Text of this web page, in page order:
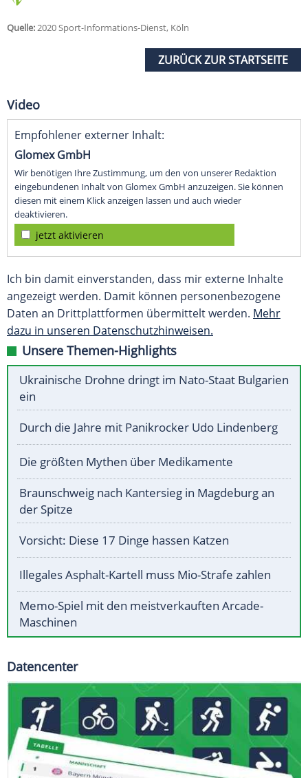
Quelle:2020 Sport-Informations-Dienst, Köln
ZURÜCK ZUR STARTSEITE
Video
Empfohlener externer Inhalt:
Glomex GmbH
Wir benötigen Ihre Zustimmung, um den von unserer Redaktion
eingebundenen Inhalt von Glomex GmbH anzuzeigen. Sie können
diesen mit einem Klick anzeigen lassen und auch wieder
deaktivieren.
jetzt aktivieren
Ich bin damit einverstanden, dass mir externe Inhalte
angezeigt werden. Damit können personenbezogene
Daten an Drittplattformen übermittelt werden. Mehr
dazu in unseren Datenschutzhinweisen.
Unsere Themen-Highlights
Ukrainische Drohne dringt im Nato-Staat Bulgarien
ein
Durch die Jahre mit Panikrocker Udo Lindenberg
Die größten Mythen über Medikamente
Braunschweig nach Kantersieg in Magdeburg an
der Spitze
Vorsicht: Diese 17 Dinge hassen Katzen
Illegales Asphalt-Kartell muss Mio-Strafe zahlen
Memo-Spiel mit den meistverkauften Arcade-
Maschinen
Datencenter